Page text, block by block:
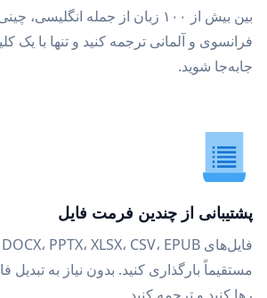
بین بیش از ۱۰۰ زبان از جمله
فرانسوی و آلمانی ترجمه کنید و تنها با یک
جابه‌جا شوید.
پشتیبانی از چندین فرمت فایل
مستقیماً بارگذاری کنید. بدون نیاز به